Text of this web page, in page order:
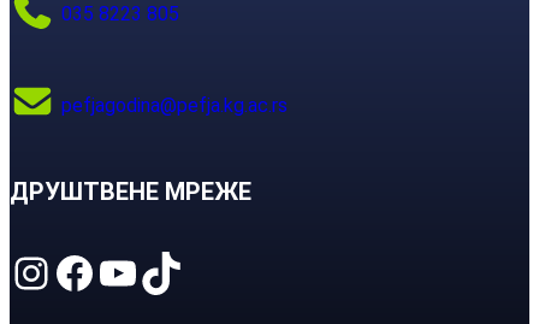
035 8223 805
pefjagodina@pefja.kg.ac.rs
ДРУШТВЕНЕ МРЕЖЕ
Instagram Facebook YouTube TikTok